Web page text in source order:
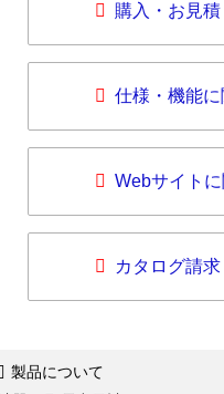
購入・お見
仕様・機能
Webサイト
カタログ請求
製品について